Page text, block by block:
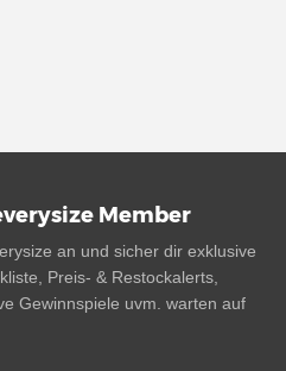
Member
an und sicher dir exklusive
Preis- & Restockalerts,
Gewinnspiele uvm. warten auf